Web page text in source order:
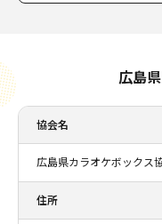
広島
協会名
広島県カラオケボックス
住所